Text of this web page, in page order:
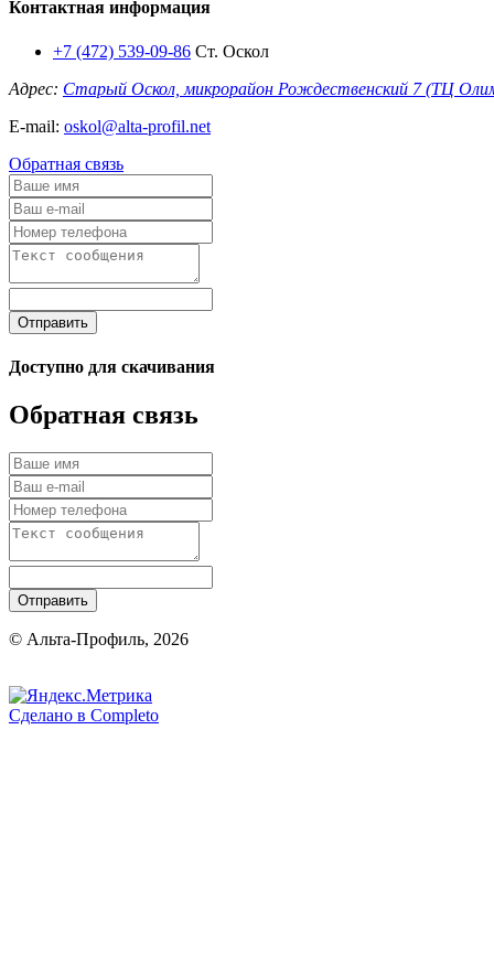
Контактная информация
+7 (472) 539-09-86 Ст. Оскол
Адрес: Старый Оскол, микрорайон Рождественский 7 (ТЦ
E-mail: oskol@alta-profil.net
Обратная связь
Отправить
Доступно для скачивания
Обратная связь
Отправить
© Альта-Профиль, 2026
Сделано в Completo